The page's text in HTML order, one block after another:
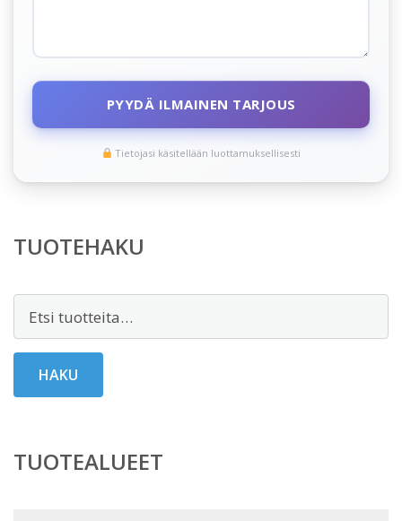
PYYDÄ ILMAINEN TARJOUS
Tietojasi käsitellään luottamuksellisesti
TUOTEHAKU
HAKU
TUOTEALUEET